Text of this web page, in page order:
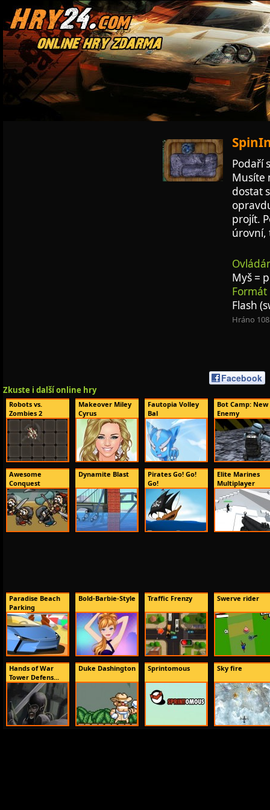
Podaří
Musíte
dostat
projít.
úrovní,
Myš =
Flash
Hráno
Facebook
Zkuste i další online hry
Robots vs.
Zombies 2
Makeover Miley
Cyrus
Fautopia Volley
Bal
Bot Camp: New
Enemy
Awesome
Conquest
Dynamite Blast
Pirates Go! Go!
Go!
Elite Marines
Multiplayer
Paradise Beach
Parking
Bold-Barbie-Style Traffic Frenzy Swerve rider
Hands of War
Tower Defens...
Duke Dashington Sprintomous Sky fire